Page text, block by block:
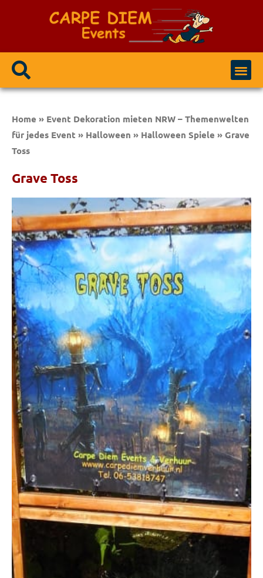
Home » Event Dekoration mieten NRW – Themenwelten
für jedes Event » Halloween » Halloween Spiele » Grave
Toss
Grave Toss